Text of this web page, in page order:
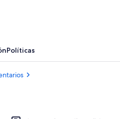
Políticas